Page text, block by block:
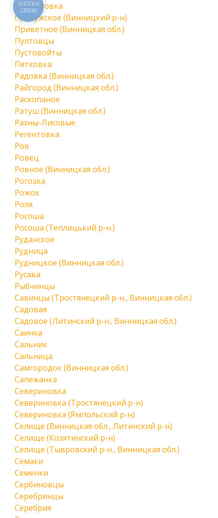
Приборовка
Прибужское (Винницкий р-н)
Приветное (Винницкая обл.)
Пултовцы
Пустовойты
Пятковка
Радовка (Винницкая обл.)
Райгород (Винницкая обл.)
Раскопаное
Ратуш (Винницкая обл.)
Рахны-Лисовые
Регентовка
Ров
Ровец
Ровное (Винницкая обл.)
Рогозка
Рожок
Роля
Росоша
Росоша (Теплицький р-н.)
Руданское
Рудница
Рудницкое (Винницкая обл.)
Русава
Рыбчинцы
Савинцы (Тростянецкий р-н., Винницкая обл.)
Садовая
Садовое (Литинский р-н., Винницкая обл.)
Саинка
Сальник
Сальница
Самгородок (Винницкая обл.)
Сапежанка
Севериновка
Севериновка (Тростянецкий р-н)
Севериновка (Ямпольский р-н)
Селище (Винницкая обл., Литинский р-н)
Селище (Козятинский р-н)
Селище (Тывровский р-н., Винницкая обл.)
Семаки
Семенки
Сербиновцы
Серебринцы
Серебрия
КНОПКА
СВЯЗИ